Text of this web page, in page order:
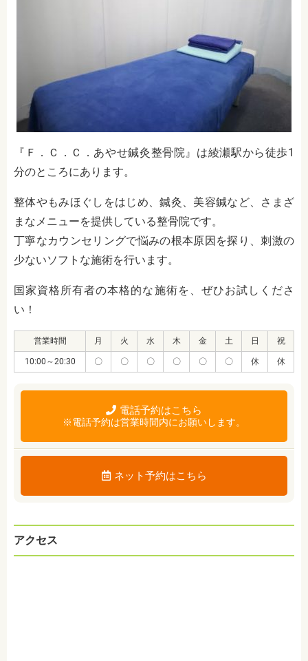
『Ｆ．Ｃ．Ｃ．あやせ鍼灸整骨院』は綾瀬駅から徒歩1
分のところにあります。
整体やもみほぐしをはじめ、鍼灸、美容鍼など、さまざ
まなメニューを提供している整骨院です。
丁寧なカウンセリングで悩みの根本原因を探り、刺激の
少ないソフトな施術を行います。
国家資格所有者の本格的な施術を、ぜひお試しくださ
い！
営業時間 月 火 水 木 金 土 日 祝
10:00～20:30 〇 〇 〇 〇 〇 〇 休 休
電話予約はこちら
※電話予約は営業時間内にお願いします。
ネット予約はこちら
アクセス